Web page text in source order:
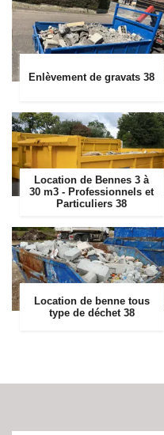
Enlèvement de gravats 38
Location de Bennes 3 à
30 m3 - Professionnels et
Particuliers 38
Location de benne tous
type de déchet 38